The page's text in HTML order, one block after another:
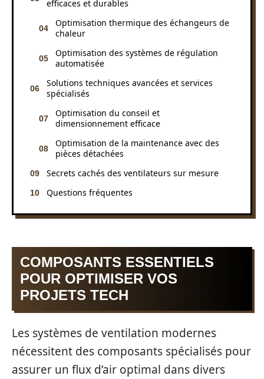
efficaces et durables
Optimisation thermique des échangeurs de
chaleur
Optimisation des systèmes de régulation
automatisée
Solutions techniques avancées et services
spécialisés
Optimisation du conseil et
dimensionnement efficace
Optimisation de la maintenance avec des
pièces détachées
Secrets cachés des ventilateurs sur mesure
Questions fréquentes
COMPOSANTS ESSENTIELS
POUR OPTIMISER VOS
PROJETS TECH
Les systèmes de ventilation modernes
nécessitent des composants spécialisés pour
assurer un flux d’air optimal dans divers